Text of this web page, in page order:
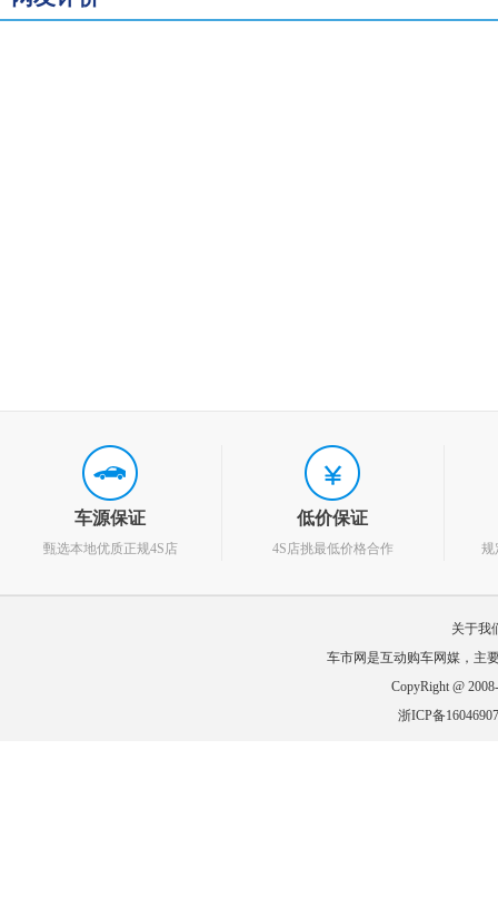
车源保证
甄选本地优质正规4S店
低价保证
4S店挑最低价格合作 规
关于我
车市网是互动购车网媒，主
CopyRight @
浙ICP备